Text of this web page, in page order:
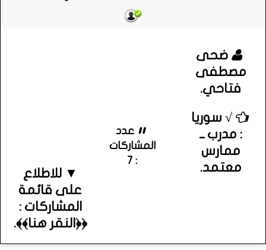
ضحى
مصطفى
فتاحي.
√ سوريا
: مدرب ــ
ممارس
معتمد.
عدد
المشاركات
: 7
▼ للاطلاع
على قائمة
المشاركات :
﴿﴿النقر هنا﴾﴾.